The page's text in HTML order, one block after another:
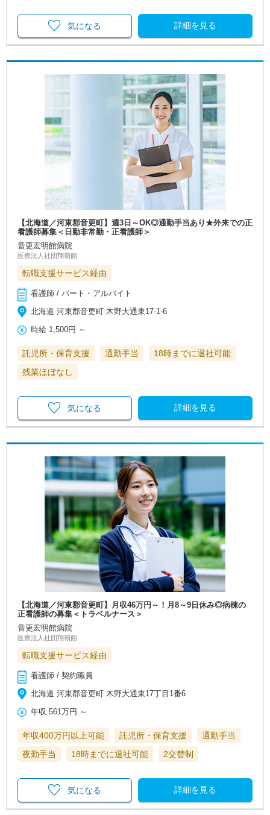
詳細を見る
気になる
【北海道／河東郡音更町】週3日～OK◎通勤手当あり★外来での正
看護師募集＜日勤非常勤・正看護師＞
音更宏明館病院
医療法人社団翔嶺館
転職支援サービス経由
看護師 / パート・アルバイト
北海道 河東郡音更町 木野大通東17-1-6
時給 1,500円 ～
託児所・保育支援 通勤手当
18時までに退社可能
残業ほぼなし
詳細を見る
気になる
【北海道／河東郡音更町】月収46万円～！月8～9日休み◎病棟の
正看護師の募集＜トラベルナース＞
音更宏明館病院
医療法人社団翔嶺館
転職支援サービス経由
看護師 / 契約職員
北海道 河東郡音更町 木野大通東17丁目1番6
年収 561万円 ～
年収400万円以上可能 託児所・保育支援
通勤手当
夜勤手当
18時までに退社可能 2交替制
詳細を見る
気になる